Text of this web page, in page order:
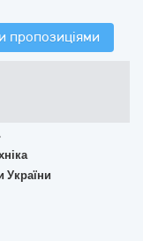
пропозиціями
України